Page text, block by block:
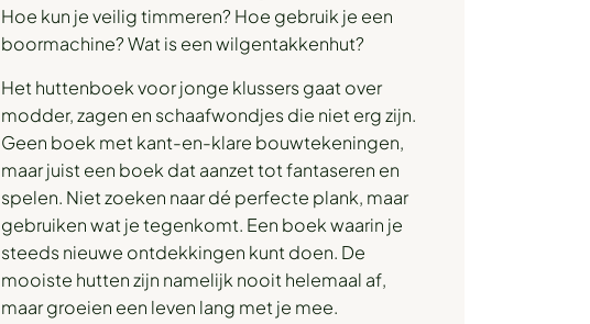
Hoe kun je veilig timmeren? Hoe gebruik je een
boormachine? Wat is een wilgentakkenhut?
Het huttenboek voor jonge klussers gaat over
modder, zagen en schaafwondjes die niet erg zijn.
Geen boek met kant-en-klare bouwtekeningen,
maar juist een boek dat aanzet tot fantaseren en
spelen. Niet zoeken naar dé perfecte plank, maar
gebruiken wat je tegenkomt. Een boek waarin je
steeds nieuwe ontdekkingen kunt doen. De
mooiste hutten zijn namelijk nooit helemaal af,
maar groeien een leven lang met je mee.